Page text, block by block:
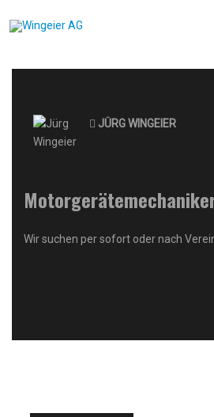
JÜRG WINGEIER
Wir suchen per sofort oder nach